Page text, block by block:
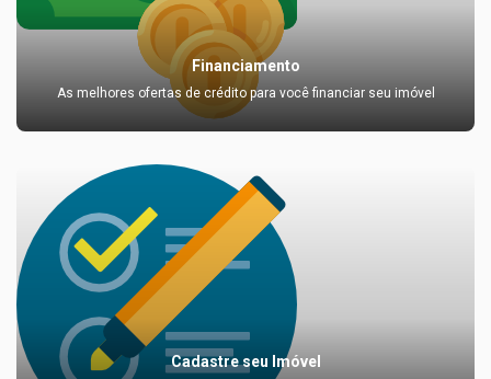
Financiamento
As melhores ofertas de crédito para você financiar seu imóvel
Cadastre seu Imóvel